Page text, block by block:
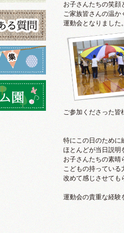
お子さんたちの笑顔
ご家族皆さんの温か
運動会となりました
ご参加くださった皆
特にこの日のために
ほとんどが当日説明
お子さんたちの素晴
こどもの持っている
改めて感じさせても
運動会の貴重な経験